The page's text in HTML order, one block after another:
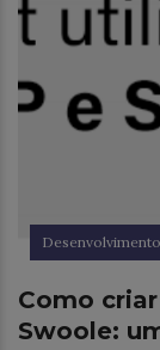
Desenvolvimento
Como
Swoole: